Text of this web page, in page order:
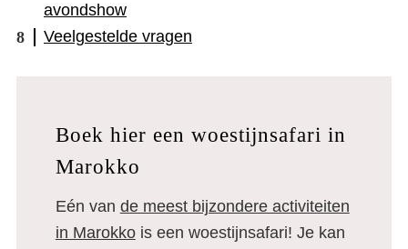
avondshow
Veelgestelde vragen
Boek hier een woestijnsafari in
Marokko
Eén van de meest bijzondere activiteiten
in Marokkois een woestijnsafari! Je kan